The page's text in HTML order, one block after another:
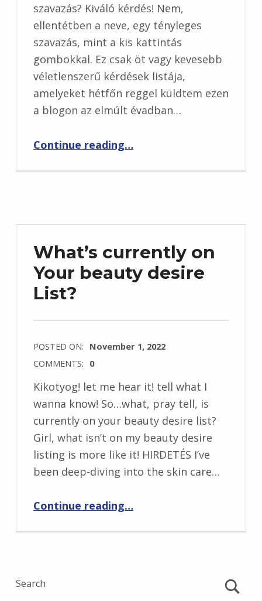
szavazás? Kiváló kérdés! Nem,
ellentétben a neve, egy tényleges
szavazás, mint a kis kattintás
gombokkal. Ez csak öt vagy kevesebb
véletlenszerű kérdések listája,
amelyeket hétfőn reggel küldtem ezen
a blogon az elmúlt évadban…
Continue reading“Smink és szépség blog hétfői szavazás, vol. 611”
…
What’s currently on
Your beauty desire
List?
POSTED ON: November 1, 2022
COMMENTS: 0
Kikotyog! let me hear it! tell what I
wanna know! So…what, pray tell, is
currently on your beauty desire list?
Girl, what isn’t on my beauty desire
listing is more like it! HIRDETÉS I’ve
been deep-diving into the skin care…
Continue reading“What’s currently on Your beauty desire List?”
…
Search